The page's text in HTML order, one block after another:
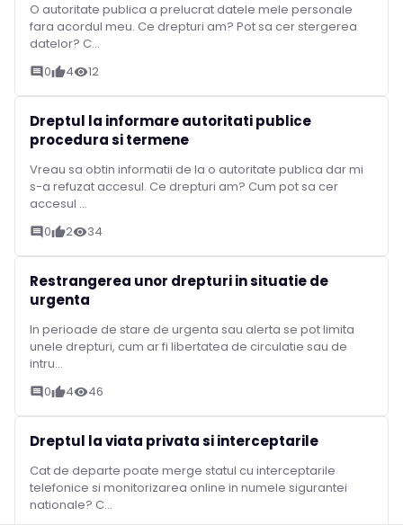
O autoritate publica a prelucrat datele mele personale
fara acordul meu. Ce drepturi am? Pot sa cer stergerea
datelor? C...
comment 0thumb_up4visibility12
Dreptul la informare autoritati publice
procedura si termene
Vreau sa obtin informatii de la o autoritate publica dar mi
s-a refuzat accesul. Ce drepturi am? Cum pot sa cer
accesul ...
comment 0thumb_up2visibility34
Restrangerea unor drepturi in situatie de
urgenta
In perioade de stare de urgenta sau alerta se pot limita
unele drepturi, cum ar fi libertatea de circulatie sau de
intru...
comment 0thumb_up4visibility46
Dreptul la viata privata si interceptarile
Cat de departe poate merge statul cu interceptarile
telefonice si monitorizarea online in numele sigurantei
nationale? C...